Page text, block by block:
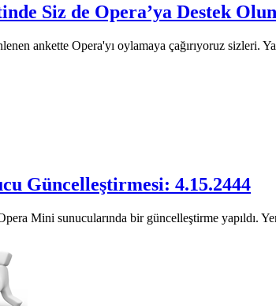
Siz de Opera’ya Destek
ankette Opera'yı oylamaya çağırıyoruz sizleri.
Güncelleştirmesi: 4.15.2444
Mini sunucularında bir güncelleştirme yapıldı.